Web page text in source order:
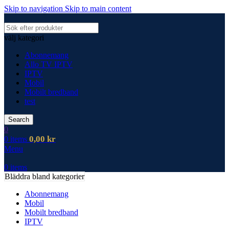
Skip to navigation Skip to main content
välj kategori
Abonnemang
Allo TV IPTV
IPTV
Mobil
Mobilt bredband
test
Search
0
0 items 0,00 kr
Menu
0 items
Bläddra bland kategorier
Abonnemang
Mobil
Mobilt bredband
IPTV